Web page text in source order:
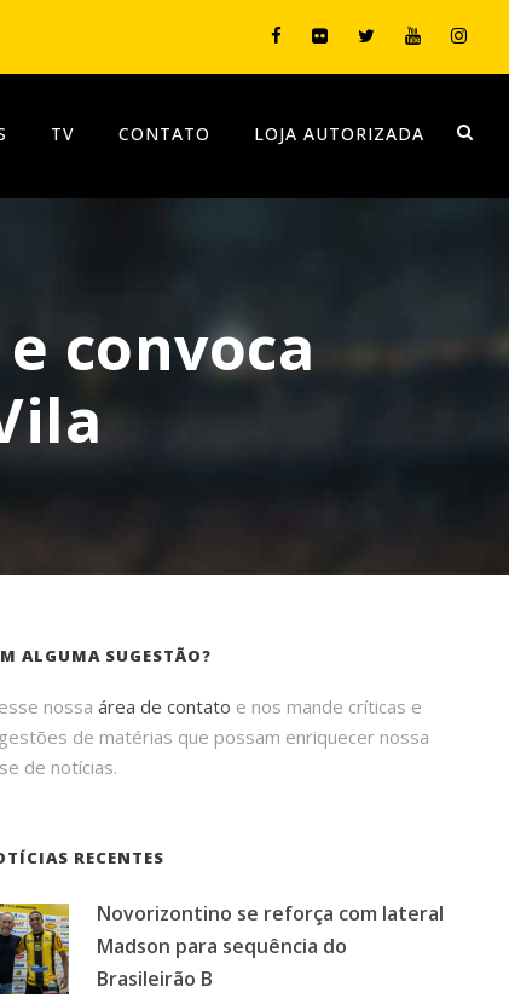
TV CONTATO LOJA AUTORIZADA
convoca
ALGUMA SUGESTÃO?
nossaárea de contato e nos mande críticas e
de matérias que possam enriquecer nossa
de notícias.
RECENTES
Novorizontino se reforça com lateral
Madson para sequência do
Brasileirão B